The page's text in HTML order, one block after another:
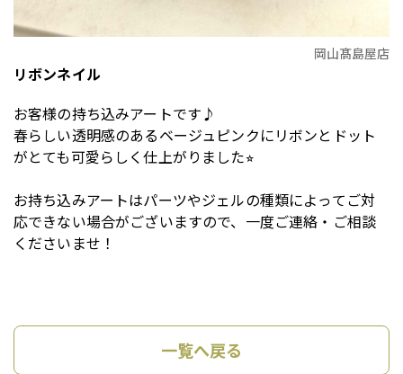
岡山髙島屋店
リボンネイル
お客様の持ち込みアートです♪
春らしい透明感のあるベージュピンクにリボンとドット
がとても可愛らしく仕上がりました⭐︎
お持ち込みアートはパーツやジェルの種類によってご対
応できない場合がございますので、一度ご連絡・ご相談
くださいませ！
一覧へ戻る